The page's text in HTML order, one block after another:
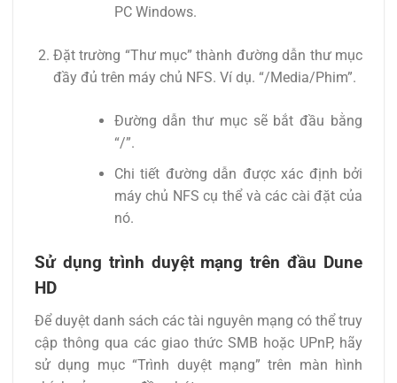
PC Windows.
Đặt trường “Thư mục” thành đường dẫn thư mục
đầy đủ trên máy chủ NFS. Ví dụ. “/Media/Phim”.
Đường dẫn thư mục sẽ bắt đầu bằng
“/”.
Chi tiết đường dẫn được xác định bởi
máy chủ NFS cụ thể và các cài đặt của
nó.
Sử dụng trình duyệt mạng trên đầu Dune
HD
Để duyệt danh sách các tài nguyên mạng có thể truy
cập thông qua các giao thức SMB hoặc UPnP, hãy
sử dụng mục “Trình duyệt mạng” trên màn hình